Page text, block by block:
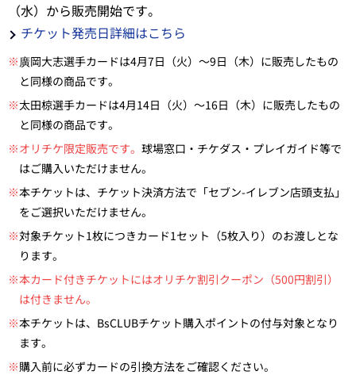
（水）から販売開始です。
チケット発売日詳細はこちら
※廣岡大志選手カードは4月7日（火）～9日（木）に販売したもの
と同様の商品です。
※太田椋選手カードは4月14日（火）～16日（木）に販売したもの
と同様の商品です。
※オリチケ限定販売です。 球場窓口・チケダス・プレイガイド等で
はご購入いただけません。
※本チケットは、チケット決済方法で「セブン-イレブン店頭支払」
をご選択いただけません。
※対象チケット1枚につきカード1セット（5枚入り）のお渡しとな
ります。
※本カード付きチケットにはオリチケ割引クーポン（500円割引）
は付きません。
※本チケットは、BsCLUBチケット購入ポイントの付与対象となり
ます。
※購入前に必ずカードの引換方法をご確認ください。